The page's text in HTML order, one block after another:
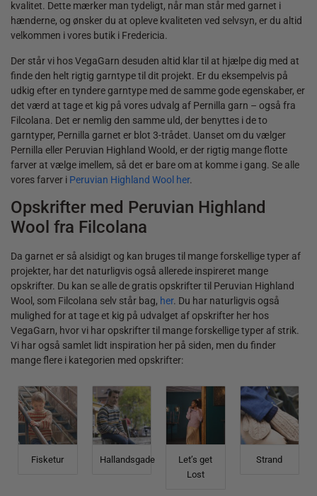
kvalitet. Dette mærker man tydeligt, når man står med garnet i
hænderne, og ønsker du at opleve kvaliteten ved selvsyn, er du altid
velkommen i vores butik i Fredericia.
Der står vi hos VegaGarn desuden altid klar til at hjælpe dig med at
finde den helt rigtig garntype til dit projekt. Er du eksempelvis på
udkig efter en tyndere garntype med de samme gode egenskaber, er
det værd at tage et kig på vores udvalg af Pernilla garn – også fra
Filcolana. Det er nemlig den samme uld, der benyttes i de to
garntyper, Pernilla garnet er blot 3-trådet. Uanset om du vælger
Pernilla eller Peruvian Highland Woold, er der rigtig mange flotte
farver at vælge imellem, så det er bare om at komme i gang. Se alle
vores farver i Peruvian Highland Wool her.
Opskrifter med Peruvian Highland
Wool fra Filcolana
Da garnet er så alsidigt og kan bruges til mange forskellige typer af
projekter, har det naturligvis også allerede inspireret mange
opskrifter. Du kan se alle de gratis opskrifter til Peruvian Highland
Wool, som Filcolana selv står bag, her. Du har naturligvis også
mulighed for at tage et kig på udvalget af opskrifter her hos
VegaGarn, hvor vi har opskrifter til mange forskellige typer af strik.
Vi har også samlet lidt inspiration her på siden, men du finder
mange flere i kategorien med opskrifter:
Fisketur Hallandsgade
Let’s get
Lost
Strand